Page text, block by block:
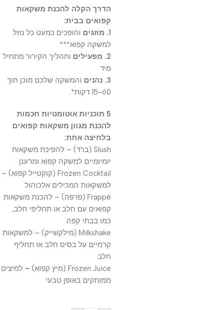
הדרך הקלה להכנת משקאות
קפואים בבית:
1. מוזגים
והופכים כמעט כל נוזל
למשקה קפוא***
2. מפעילים
ותהליך הקירור מתחיל
מיד
3. נהנים
והמשקה שלכם מוכן תוך
15-60 דקות*.
5 תוכניות אוטומטיות חכמות
להכנת מגוון משקאות קפואים
בלחיצה אחת:
Slush (ברד) – להפיכת משקאות
יומיומיים למשקה קפוא ומרענן
Frozen Cocktail (קוקטייל קפוא) –
למשקאות המכילים אלכוהול
Frappé (פרפה) – להכנת משקאות
קפואים עם חלב או תחליפי חלב,
כמו בבתי קפה
Milkshake (מילקשייק) – למשקאות
קרמיים על בסיס חלב או תחליף
חלב
Frozen Juice (מיץ קפוא)
– למיצים
ממותקים באופן טבעי